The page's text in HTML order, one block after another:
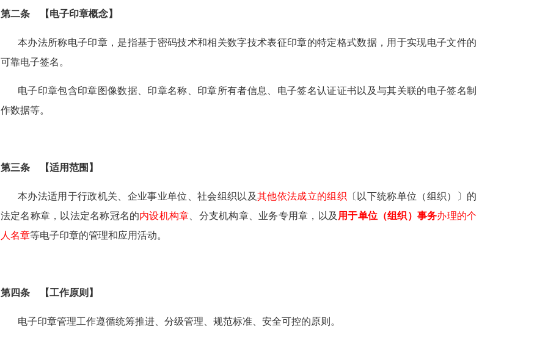
第二条 【电子印章概念】
本办法所称电子印章，是指基于密码技术和相关数字技术表征印章的特定格式数据，用于实现电子文件的
可靠电子签名。
电子印章包含印章图像数据、印章名称、印章所有者信息、电子签名认证证书以及与其关联的电子签名制
作数据等。
第三条 【适用范围 】
本办法适用于行政机关、企业事业单位、社会组织以及其他依法成立的组织 〔以下统称单位（组织）〕的
法定名称章，以法定名称冠名的内设机构章 、分支机构章、业务专用章，以及 用于单位（组织）事务办理的个
人名章等电子印章的管理和应用活动。
第四条 【工作原则 】
电子印章管理工作遵循统筹推进、分级管理、规范标准、安全可控的原则。